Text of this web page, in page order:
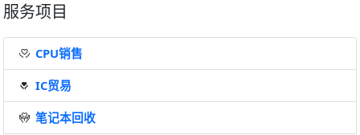
服务项目
CPU销售
IC贸易
笔记本回收